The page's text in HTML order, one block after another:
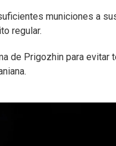
municiones a
regular.
de Prigozhin para evitar